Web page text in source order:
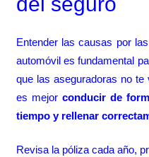
Entender las causas por
automóvil es fundamental
que las aseguradoras no
es mejor conducir de
tiempo y rellenar
Revisa la póliza cada año,